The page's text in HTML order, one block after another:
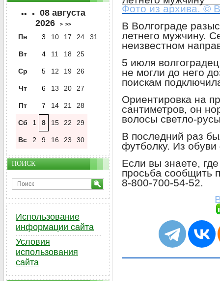
Фото из архива. ©
В Волгограде
летнего мужчину.
неизвестном
5 июля
не могли до него
поискам
Ориентировка на
сантиметров, он
волосы светло-
В последний раз
футболку. Из
Если вы знаете,
просьба сообщить
8-800-700-54-52.
<< <
08 августа
2026
> >>
Пн 3 10 17 24 31
Вт 4 11 18 25
Ср 5 12 19 26
Чт 6 13 20 27
Пт 7 14 21 28
Сб 1 8 15 22 29
Вс 2 9 16 23 30
ПОИСК
Использование
информации сайта
Условия
использования
сайта